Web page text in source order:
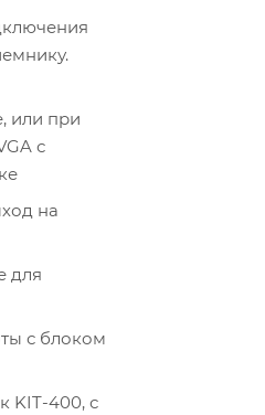
или при
с
на
для
с блоком
KIT-400, с